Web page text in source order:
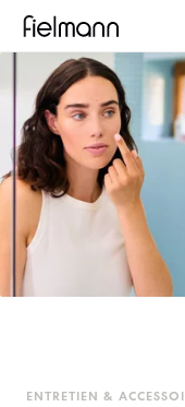
LUNETTES
LUNETTES DE SOLEIL
LENTILLES DE
CONNAISSANCES
ÜBERSICHT
LENTILLES DE
DURÉE DE PORT
Lentilles bimensuelles
ENTRETIEN &